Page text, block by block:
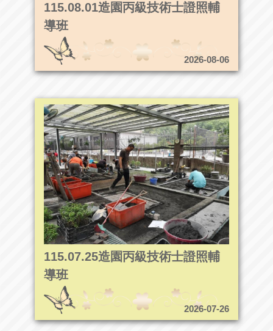
115.08.01造園丙級技術士證照輔
導班
2026-08-06
115.07.25造園丙級技術士證照輔
導班
2026-07-26